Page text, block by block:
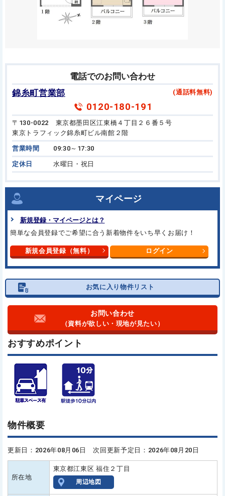
電話でのお問い合わせ
錦糸町営業部
(通話料無料)
0120-180-191
〒130-0022 東京都墨田区江東橋４丁目２６番５号
東京トラフィック錦糸町ビル南館２階
営業時間 09:30～17:30
定休日 水曜日・祝日
マイページ
新規登録・マイページとは？
簡単な会員登録でご希望に合う 新着物件をいち早くお届け！
新規会員登録（無料） ログイン
お気に入り物件リスト
お問い合わせ
（資料が欲しい・現地が見たい）
おすすめポイント
物件概要
更新日：2026年08月06日 次回更新予定日：2026年08月20日
所在地
東京都江東区 福住２丁目
周辺地図